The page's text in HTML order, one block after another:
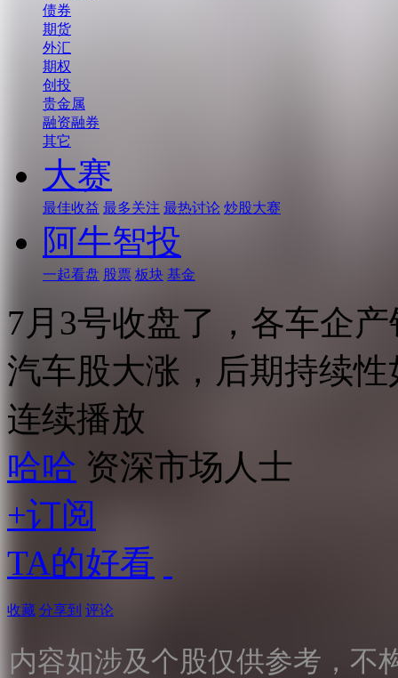
债券
期货
外汇
期权
创投
贵金属
融资融券
其它
大赛
最佳收益 最多关注 最热讨论 炒股大赛
阿牛智投
一起看盘 股票 板块 基金
7月3号收盘了，各车企
汽车股大涨，后期持续性
连续播放
哈哈 资深市场人士
+订阅
TA的好看
收藏 分享到 评论
内容如涉及个股仅供参考，不